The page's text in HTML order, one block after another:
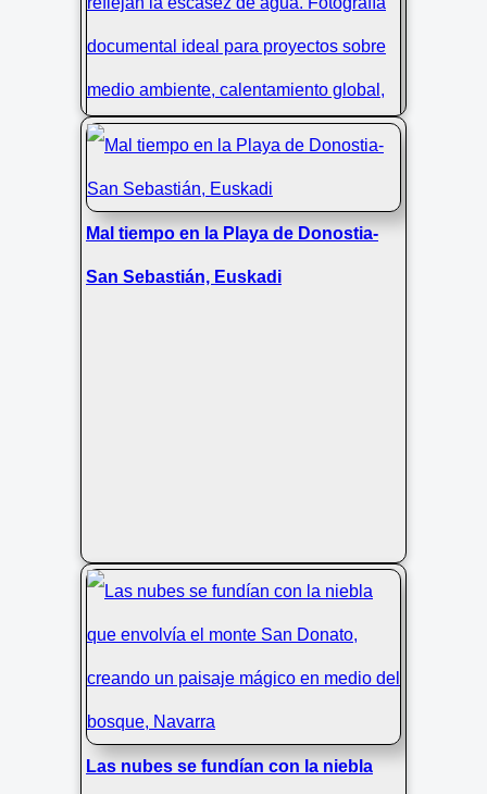
Sequía extrema en Yesa, tierra
Mal tiempo en la Playa de Donostia-
San Sebastián, Euskadi
Las nubes se fundían con la niebla